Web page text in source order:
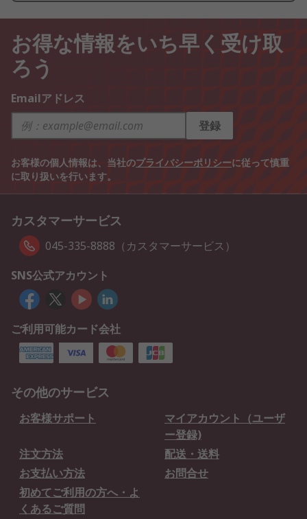
お得な情報をいち早く受け取
ろう
Emailアドレス
登録
お客様の個人情報は、当社のプライバシーポリシーに従って慎重
に取り扱いを行います。
カスタマーサービス
045-335-8888（カスタマーサービス）
SNS公式アカウント
ご利用可能カード会社
その他のサービス
お客様サポート
マイアカウント（ユーザ
ー登録)
注文方法
配送・送料
お支払い方法
お問合せ
初めてご利用の方へ・よ
くあるご質問